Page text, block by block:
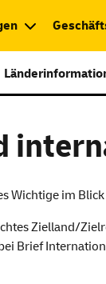
im
Zielland/
Brief